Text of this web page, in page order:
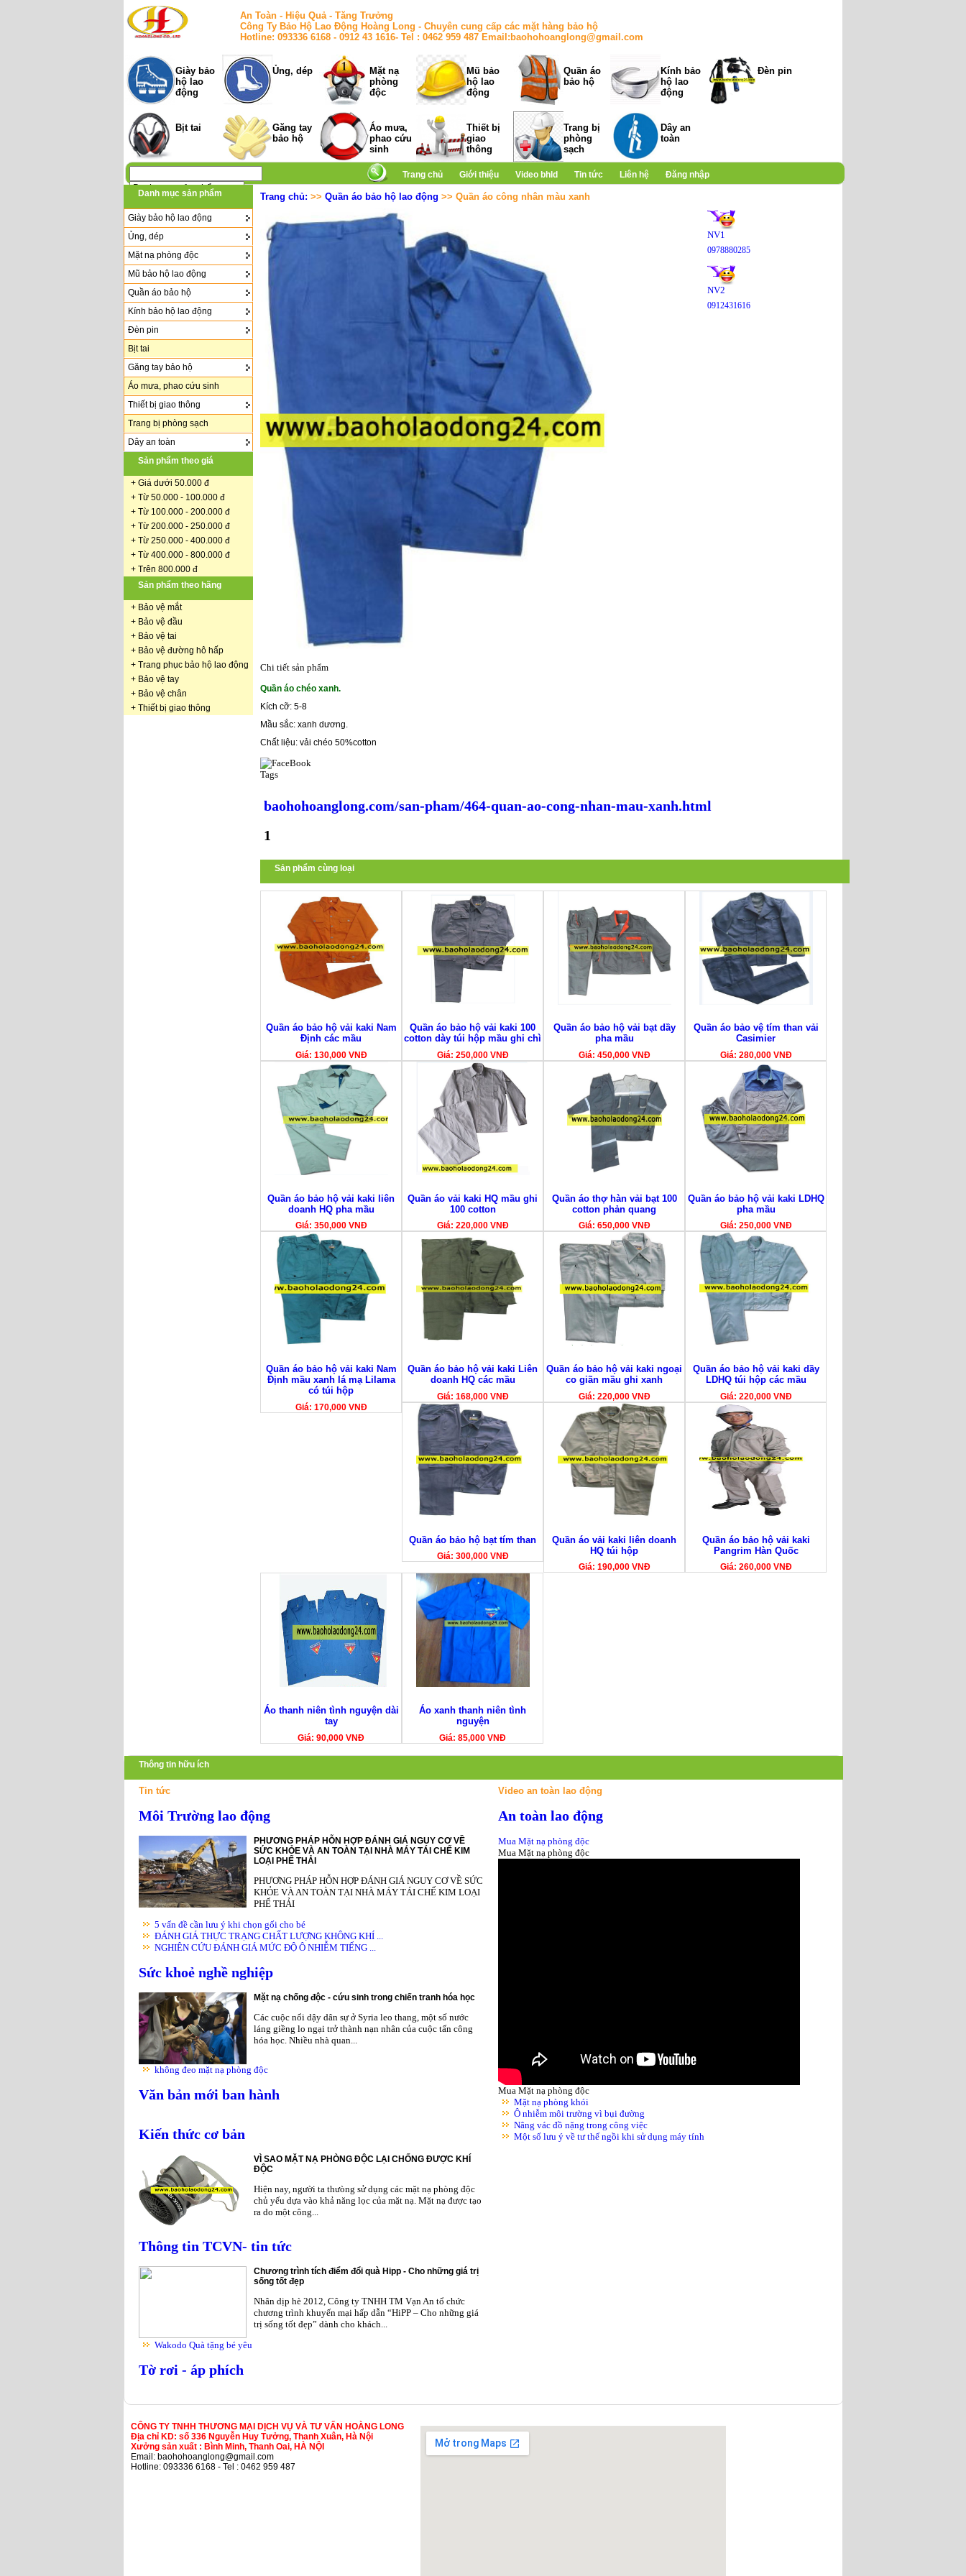
An Toàn - Hiệu Quả - Tăng Trưởng
Công Ty Bảo Hộ Lao Động Hoàng Long - Chuyên cung cấp các mặt hàng bảo hộ
Hotline: 093336 6168 - 0912 43 1616- Tel : 0462 959 487 Email:baohohoanglong@gmail.com
Giày bảo
hộ lao
động
Ủng, dép
Mặt nạ
phòng
độc
Mũ bảo
hộ lao
động
Quần áo
bảo hộ
Kính bảo
hộ lao
động
Đèn pin
Bịt tai
Găng tay
bảo hộ
Áo mưa,
phao cứu
sinh
Thiết bị
giao
thông
Trang bị
phòng
sạch
Dây an
toàn
Trang chủ Giới thiệu Video bhld Tin tức Liên hệ
Đăng nhập
Danh mục sản phẩm
Giày bảo hộ lao động
Ủng, dép
Mặt nạ phòng độc
Mũ bảo hộ lao động
Quần áo bảo hộ
Kính bảo hộ lao động
Đèn pin
Bịt tai
Găng tay bảo hộ
Áo mưa, phao cứu sinh
Thiết bị giao thông
Trang bị phòng sạch
Dây an toàn
Sản phẩm theo giá
+ Giá dưới 50.000 đ
+ Từ 50.000 - 100.000 đ
+ Từ 100.000 - 200.000 đ
+ Từ 200.000 - 250.000 đ
+ Từ 250.000 - 400.000 đ
+ Từ 400.000 - 800.000 đ
+ Trên 800.000 đ
Sản phẩm theo hãng
+ Bảo vệ mắt
+ Bảo vệ đầu
+ Bảo vệ tai
+ Bảo vệ đường hô hấp
+ Trang phục bảo hộ lao động
+ Bảo vệ tay
+ Bảo vệ chân
+ Thiết bị giao thông
Trang chủ: >> Quần áo bảo hộ lao động >> Quần áo công nhân màu xanh
NV1
0978880285
NV2
0912431616
Chi tiết sản phẩm
Quần áo chéo xanh.
Kích cỡ: 5-8
Mầu sắc: xanh dương.
Chất liệu: vải chéo 50%cotton
Tags
baohohoanglong.com/san-pham/464-quan-ao-cong-nhan-mau-xanh.html
1
Sản phẩm cùng loại
Quần áo bảo hộ vải kaki Nam
Định các mầu
Giá: 130,000 VNĐ
Quần áo bảo hộ vải kaki 100
cotton dày túi hộp mầu ghi chì
Giá: 250,000 VNĐ
Quần áo bảo hộ vải bạt dầy
pha mầu
Giá: 450,000 VNĐ
Quần áo bảo vệ tím than vải
Casimier
Giá: 280,000 VNĐ
Quần áo bảo hộ vải kaki liên
doanh HQ pha mầu
Giá: 350,000 VNĐ
Quần áo vải kaki HQ mầu ghi
100 cotton
Giá: 220,000 VNĐ
Quần áo thợ hàn vải bạt 100
cotton phản quang
Giá: 650,000 VNĐ
Quần áo bảo hộ vải kaki LDHQ
pha mầu
Giá: 250,000 VNĐ
Quần áo bảo hộ vải kaki Nam
Định mầu xanh lá mạ Lilama
có túi hộp
Giá: 170,000 VNĐ
Quần áo bảo hộ vải kaki Liên
doanh HQ các mầu
Giá: 168,000 VNĐ
Quần áo bảo hộ vải kaki ngoại
co giãn mầu ghi xanh
Giá: 220,000 VNĐ
Quần áo bảo hộ vải kaki dầy
LDHQ túi hộp các mầu
Giá: 220,000 VNĐ
Quần áo bảo hộ bạt tím than
Giá: 300,000 VNĐ
Quần áo vải kaki liên doanh
HQ túi hộp
Giá: 190,000 VNĐ
Quần áo bảo hộ vải kaki
Pangrim Hàn Quốc
Giá: 260,000 VNĐ
Áo thanh niên tình nguyện dài
tay
Giá: 90,000 VNĐ
Áo xanh thanh niên tình
nguyện
Giá: 85,000 VNĐ
Thông tin hữu ích
Tin tức
Môi Trường lao động
PHƯƠNG PHÁP HỖN HỢP ĐÁNH GIÁ NGUY CƠ VỀ
SỨC KHỎE VÀ AN TOÀN TẠI NHÀ MÁY TÁI CHẾ KIM
LOẠI PHẾ THẢI
PHƯƠNG PHÁP HỖN HỢP ĐÁNH GIÁ NGUY CƠ VỀ SỨC
KHỎE VÀ AN TOÀN TẠI NHÀ MÁY TÁI CHẾ KIM LOẠI
PHẾ THẢI
5 vấn đề cần lưu ý khi chọn gối cho bé
ĐÁNH GIÁ THỰC TRẠNG CHẤT LƯỢNG KHÔNG KHÍ ...
NGHIÊN CỨU ĐÁNH GIÁ MỨC ĐỘ Ô NHIỄM TIẾNG ...
Sức khoẻ nghề nghiệp
Mặt nạ chống độc - cứu sinh trong chiến tranh hóa học
Các cuộc nổi dậy dân sự ở Syria leo thang, một số nước
láng giềng lo ngại trở thành nạn nhân của cuộc tấn công
hóa học. Nhiều nhà quan...
không đeo mặt nạ phòng độc
Văn bản mới ban hành
Kiến thức cơ bản
VÌ SAO MẶT NẠ PHÒNG ĐỘC LẠI CHỐNG ĐƯỢC KHÍ
ĐỘC
Hiện nay, người ta thưòng sử dụng các mặt nạ phòng độc
chủ yếu dựa vào khả năng lọc của mặt nạ. Mặt nạ được tạo
ra do một công...
Thông tin TCVN- tin tức
Chương trình tích điểm đổi quà Hipp - Cho những giá trị
sống tốt đẹp
Nhân dịp hè 2012, Công ty TNHH TM Vạn An tổ chức
chương trình khuyến mại hấp dẫn “HiPP – Cho những giá
trị sống tốt đẹp” dành cho khách...
Wakodo Quà tặng bé yêu
Tờ rơi - áp phích
Video an toàn lao động
An toàn lao động
Mua Mặt nạ phòng độc
Mua Mặt nạ phòng độc
Mua Mặt nạ phòng độc
Mặt nạ phòng khói
Ô nhiễm môi trường vì bụi đường
Nâng vác đồ nặng trong công việc
Một số lưu ý về tư thế ngồi khi sử dụng máy tính
CÔNG TY TNHH THƯƠNG MẠI DỊCH VỤ VÀ TƯ VẤN HOÀNG LONG
Địa chỉ KD: số 336 Nguyễn Huy Tưởng, Thanh Xuân, Hà Nội
Xưởng sản xuất : Bình Minh, Thanh Oai, HÀ NỘI
Email: baohohoanglong@gmail.com
Hotline: 093336 6168 - Tel : 0462 959 487